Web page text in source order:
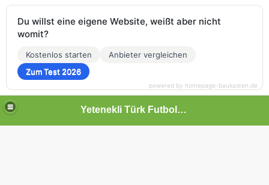
Yetenekli Türk Futbolcular
Du willst eine eigene Website, weißt aber nicht
womit?
Kostenlos starten
Anbieter vergleichen
Zum Test 2026
powered by homepage-baukasten.de